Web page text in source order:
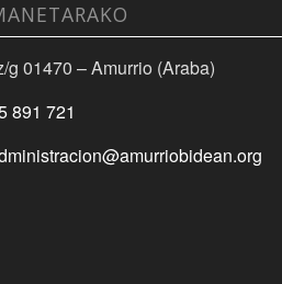
g 01470 – Amurrio (Araba)
891 721